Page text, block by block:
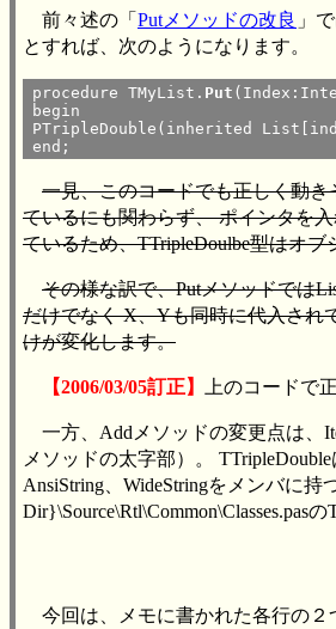
前々述の「 Putメソッドの改良 」
とすれば、次のようになります。
procedure TMyList. Put
begin
PTripleDouble(inherited
一見、このコードでも正しく動き
ているにも関わらず、 ポインタを
ているため、TTripleDoulbe型はオ
その様な訳で、Putメソッドでは
だけでなく X、Yも同時に代入され
けが変化します。
【2006/03/05訂正】 上のコードで
一方、Addメソッドの変更点は、
メソッドの太字部）。
AnsiString、WideStringをメンバに
Dir}\Source\Rtl\Common\Classes.pas
今回は、メモに書かれた各行の